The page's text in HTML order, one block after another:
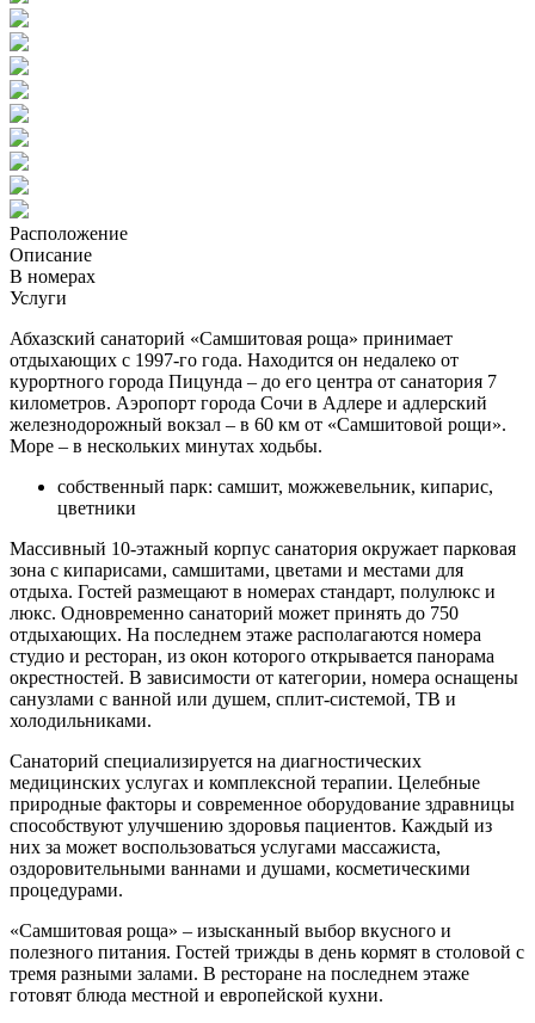
Расположение
Описание
В номерах
Услуги
Абхазский санаторий «Самшитовая роща» принимает
отдыхающих с 1997-го года. Находится он недалеко от
курортного города Пицунда – до его центра от санатория 7
километров. Аэропорт города Сочи в Адлере и адлерский
железнодорожный вокзал – в 60 км от «Самшитовой рощи».
Море – в нескольких минутах ходьбы.
собственный парк: самшит, можжевельник, кипарис,
цветники
Массивный 10-этажный корпус санатория окружает парковая
зона с кипарисами, самшитами, цветами и местами для
отдыха. Гостей размещают в номерах стандарт, полулюкс и
люкс. Одновременно санаторий может принять до 750
отдыхающих. На последнем этаже располагаются номера
студио и ресторан, из окон которого открывается панорама
окрестностей. В зависимости от категории, номера оснащены
санузлами с ванной или душем, сплит-системой, ТВ и
холодильниками.
Санаторий специализируется на диагностических
медицинских услугах и комплексной терапии. Целебные
природные факторы и современное оборудование здравницы
способствуют улучшению здоровья пациентов. Каждый из
них за может воспользоваться услугами массажиста,
оздоровительными ваннами и душами, косметическими
процедурами.
«Самшитовая роща» – изысканный выбор вкусного и
полезного питания. Гостей трижды в день кормят в столовой с
тремя разными залами. В ресторане на последнем этаже
готовят блюда местной и европейской кухни.